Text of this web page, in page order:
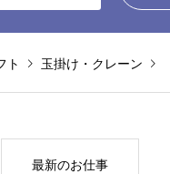
ト 玉掛け・クレーン
最新のお仕事